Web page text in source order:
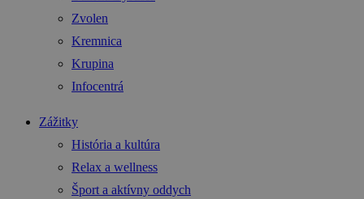
Zvolen
Kremnica
Krupina
Infocentrá
Zážitky
História a kultúra
Relax a wellness
Šport a aktívny oddych